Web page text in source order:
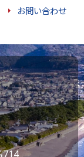
お問い合わせ
714